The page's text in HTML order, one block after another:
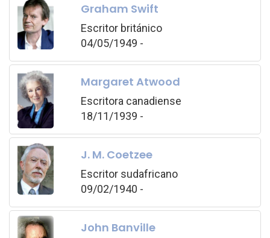
Graham Swift
Escritor británico
04/05/1949 -
Margaret Atwood
Escritora canadiense
18/11/1939 -
J. M. Coetzee
Escritor sudafricano
09/02/1940 -
John Banville